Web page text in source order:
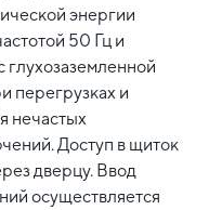
энергии
50 Гц и
перегрузках и
нечастых
Доступ в щиток
дверцу. Ввод
осуществляется